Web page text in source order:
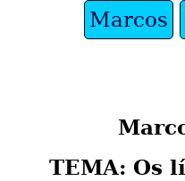
Marcos
TEMA: Os